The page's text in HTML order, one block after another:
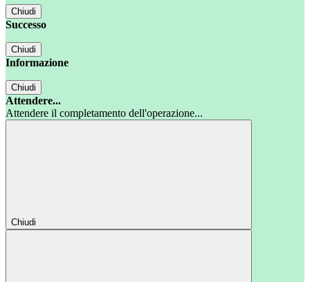
Chiudi
Successo
Chiudi
Informazione
Chiudi
Attendere...
Attendere il completamento dell'operazione...
Chiudi